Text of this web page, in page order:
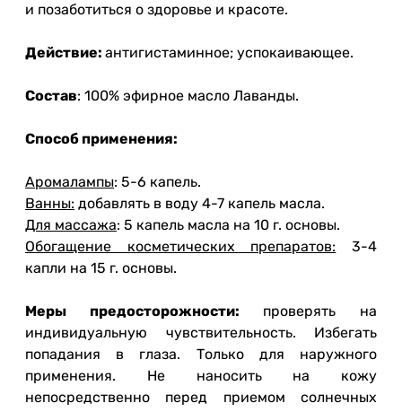
и позаботиться о здоровье и красоте.
Действие: антигистаминное; успокаивающее.
Состав: 100% эфирное масло Лаванды.
Способ применения:
Аромалампы: 5-6 капель.
Ванны: добавлять в воду 4-7 капель масла.
Для массажа: 5 капель масла на 10 г. основы.
Обогащение косметических препаратов: 3-4
капли на 15 г. основы.
Меры предосторожности: проверять на
индивидуальную чувствительность. Избегать
попадания в глаза. Только для наружного
применения. Не наносить на кожу
непосредственно перед приемом солнечных